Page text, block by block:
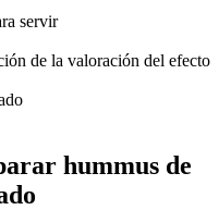
servir
de la valoración del efecto
hummus de